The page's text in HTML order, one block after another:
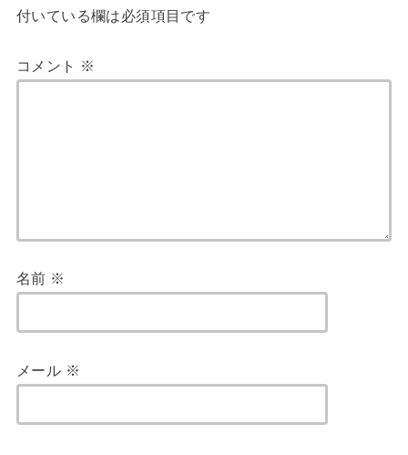
付いている欄は必須項目です
コメント ※
名前 ※
メール ※